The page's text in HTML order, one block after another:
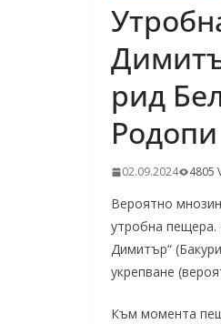
рид
Родопи
02.09.2024 4805
Вероятно
утробна пещера.
Димитър“
укрепване
Към момента